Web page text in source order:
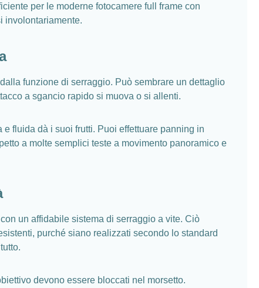
per le moderne fotocamere full frame con
involontariamente.
funzione di serraggio. Può sembrare un dettaglio
a sgancio rapido si muova o si allenti.
fluida dà i suoi frutti. Puoi effettuare panning in
a molte semplici teste a movimento panoramico e
un affidabile sistema di serraggio a vite. Ciò
purché siano realizzati secondo lo standard
devono essere bloccati nel morsetto.